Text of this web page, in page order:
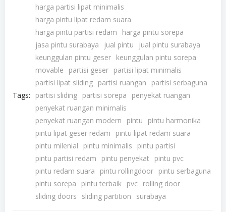
Tags:
harga partisi lipat minimalis
harga pintu lipat redam suara
harga pintu partisi redam
harga pintu sorepa
jasa pintu surabaya
jual pintu
jual pintu surabaya
keunggulan pintu geser keunggulan pintu sorepa
movable
partisi geser partisi lipat minimalis
partisi lipat sliding partisi ruangan
partisi serbaguna
partisi sliding partisi sorepa
penyekat ruangan
penyekat ruangan minimalis
penyekat ruangan modern
pintu
pintu harmonika
pintu lipat geser redam
pintu lipat redam suara
pintu milenial
pintu minimalis
pintu partisi
pintu partisi redam
pintu penyekat
pintu pvc
pintu redam suara
pintu rollingdoor pintu serbaguna
pintu sorepa
pintu terbaik pvc rolling door
sliding doors
sliding partition surabaya